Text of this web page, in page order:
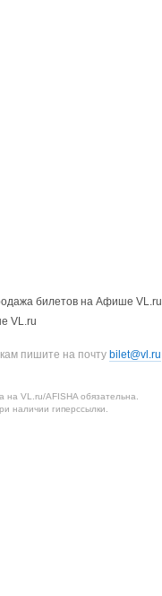
билетов на Афише VL.ru
VL.ru
пишите на почту bilet@vl.ru
VL.ru/AFISHA обязательна.
наличии гиперссылки.